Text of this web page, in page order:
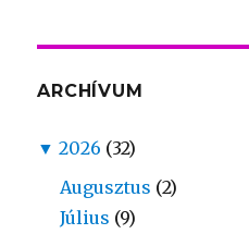
ARCHÍVUM
▼ 2026 (32)
Augusztus (2)
Július (9)